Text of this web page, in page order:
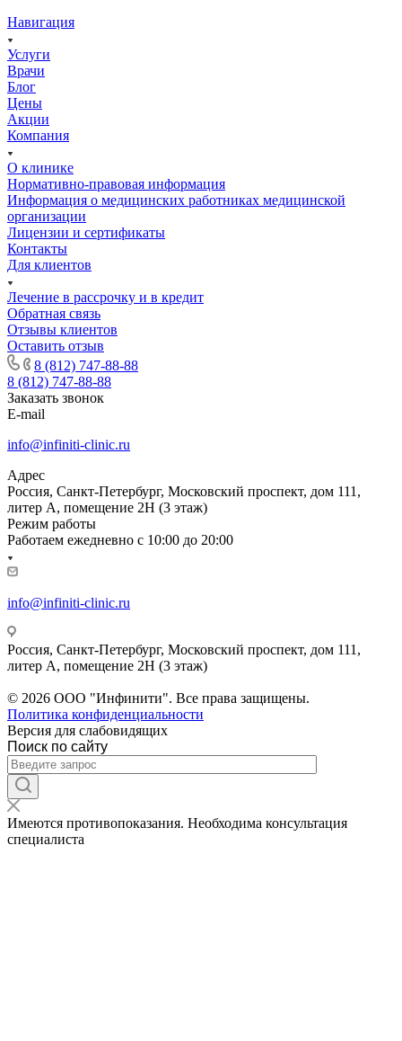
Навигация
Услуги
Врачи
Блог
Цены
Акции
Компания
О клинике
Нормативно-правовая информация
Информация о медицинских работниках медицинской
организации
Лицензии и сертификаты
Контакты
Для клиентов
Лечение в рассрочку и в кредит
Обратная связь
Отзывы клиентов
Оставить отзыв
8 (812) 747-88-88
8 (812) 747-88-88
Заказать звонок
E-mail
info@infiniti-clinic.ru
Адрес
Россия, Санкт-Петербург, Московский проспект, дом 111,
литер А, помещение 2Н (3 этаж)
Режим работы
Работаем ежедневно с 10:00 до 20:00
info@infiniti-clinic.ru
Россия, Санкт-Петербург, Московский проспект, дом 111,
литер А, помещение 2Н (3 этаж)
© 2026 ООО "Инфинити". Все права защищены.
Политика конфиденциальности
Версия для слабовидящих
Поиск по сайту
Имеются противопоказания. Необходима консультация
специалиста